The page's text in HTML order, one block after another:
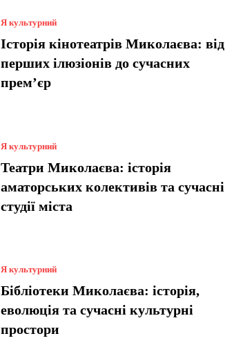
Я культурний
Історія кінотеатрів Миколаєва: від
перших ілюзіонів до сучасних
прем’єр
Я культурний
Театри Миколаєва: історія
аматорських колективів та сучасні
студії міста
Я культурний
Бібліотеки Миколаєва: історія,
еволюція та сучасні культурні
простори